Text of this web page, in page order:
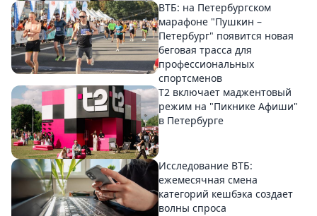
ВТБ: на Петербургском
марафоне "Пушкин –
Петербург" появится новая
беговая трасса для
профессиональных
спортсменов
Т2 включает маджентовый
режим на "Пикнике Афиши"
в Петербурге
Исследование ВТБ:
ежемесячная смена
категорий кешбэка создает
волны спроса